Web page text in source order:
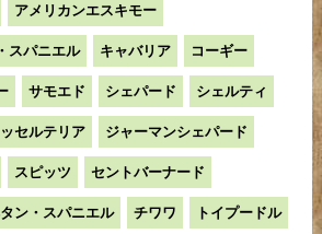
アメリカンエスキモー
スパニエル キャバリア コーギー
サモエド シェパード シェルティ
セルテリア ジャーマンシェパード
スピッツ セントバーナード
ン・スパニエル チワワ トイプードル